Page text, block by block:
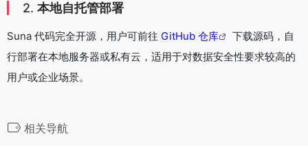
2. 本地自托管部署
Suna 代码完全开源，用户可前往 GitHub 仓库
下载源码，自
行部署在本地服务器或私有云，适用于对数据安全性要求较高的
用户或企业场景。
相关导航